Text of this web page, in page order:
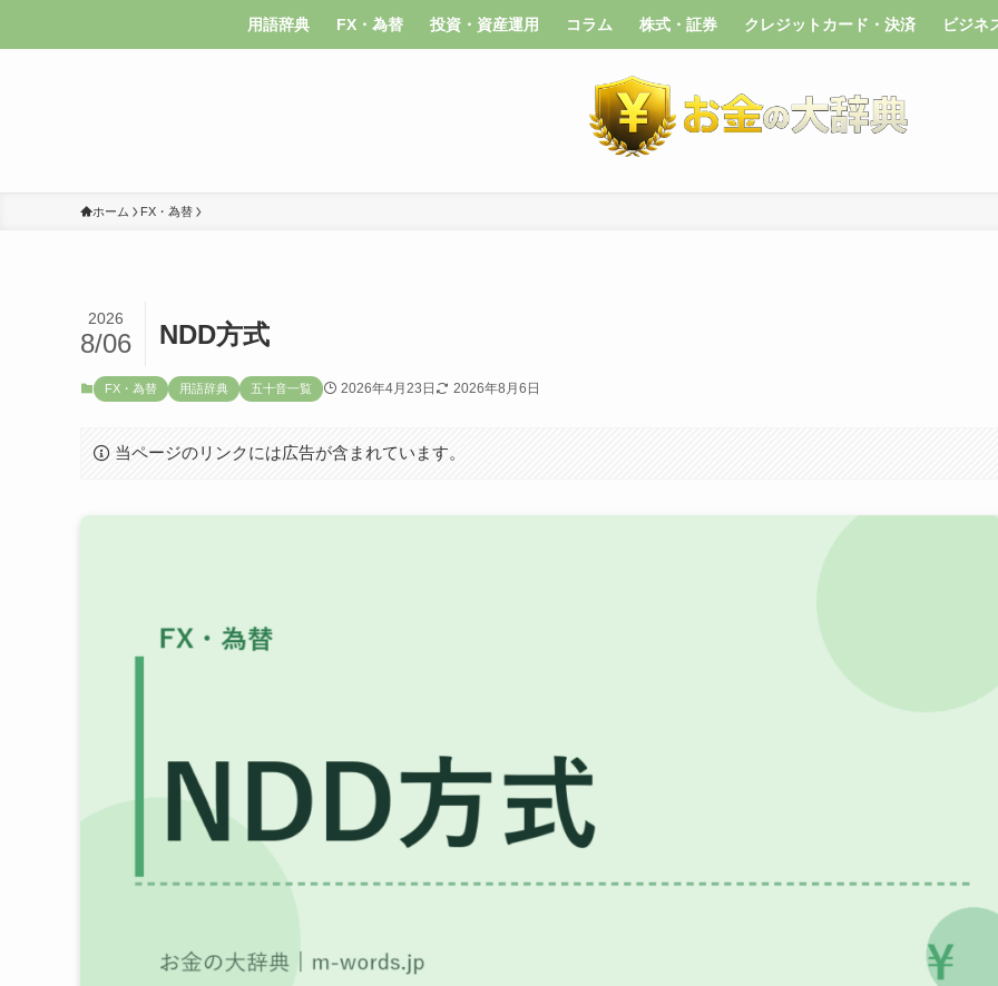
用語辞典 FX・為替 投資・資産運用 コラム 株式・証券 クレジットカード・決済 ビジネ
ホーム FX・為替
NDD方式
2026
8/06
FX・為替 用語辞典 五十音一覧 2026年4月23日 2026年8月6日
当ページのリンクには広告が含まれています。